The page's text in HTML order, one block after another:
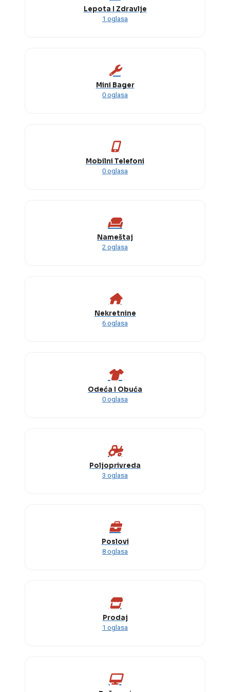
Lepota I Zdravlje
1 oglasa
Mini Bager
0 oglasa
Mobilni Telefoni
0 oglasa
Nameštaj
2 oglasa
Nekretnine
6 oglasa
Odeća I Obuća
0 oglasa
Poljoprivreda
3 oglasa
Poslovi
8 oglasa
Prodaj
1 oglasa